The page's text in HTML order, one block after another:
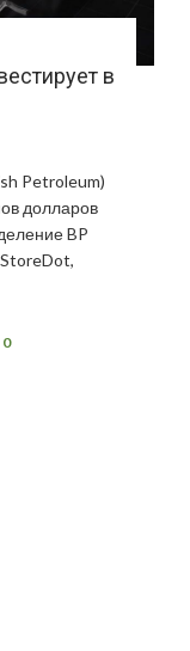
в
Petroleum)
долларов
BP
0